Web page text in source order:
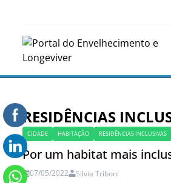
RESIDÊNCIAS
CIDADE HABITAÇÃO RESIDÊNCIAS INCLUSIVAS
Por um habitat mais
07/05/2022 Silvia Triboni